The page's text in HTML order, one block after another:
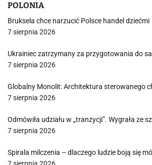
POLONIA
Bruksela chce narzucić Polsce handel dziećmi
7 sierpnia 2026
Ukrainiec zatrzymany za przygotowania do
7 sierpnia 2026
Globalny Monolit: Architektura sterowanego
7 sierpnia 2026
Odmówiła udziału w „tranzycji”. Wygrała ze
7 sierpnia 2026
Spirala milczenia – dlaczego ludzie boją się